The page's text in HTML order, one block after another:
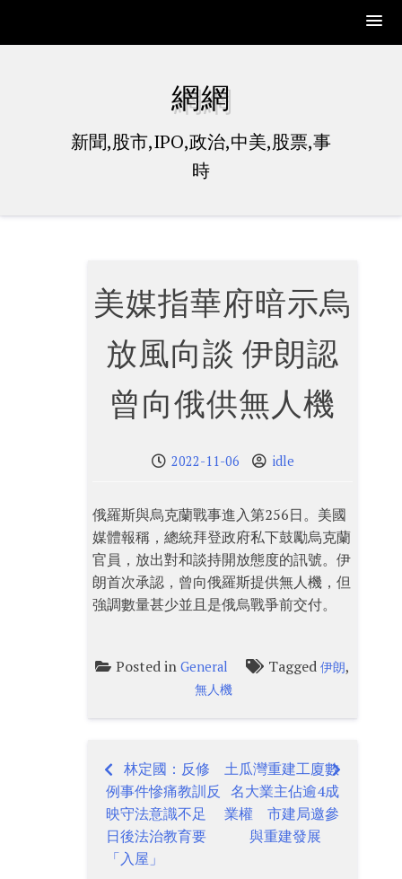
網網
新聞,股市,IPO,政治,中美,股票,事
時
美媒指華府暗示烏
放風向談 伊朗認
曾向俄供無人機
2022-11-06 idle
俄羅斯與烏克蘭戰事進入第256日。美國
媒體報稱，總統拜登政府私下鼓勵烏克蘭
官員，放出對和談持開放態度的訊號。伊
朗首次承認，曾向俄羅斯提供無人機，但
強調數量甚少並且是俄烏戰爭前交付。
Posted inGeneral Tagged伊朗,
無人機
Post
navigation
林定國：反修
例事件慘痛教訓反
映守法意識不足
日後法治教育要
「入屋」
土瓜灣重建工廈數
名大業主佔逾4成
業權 市建局邀參
與重建發展